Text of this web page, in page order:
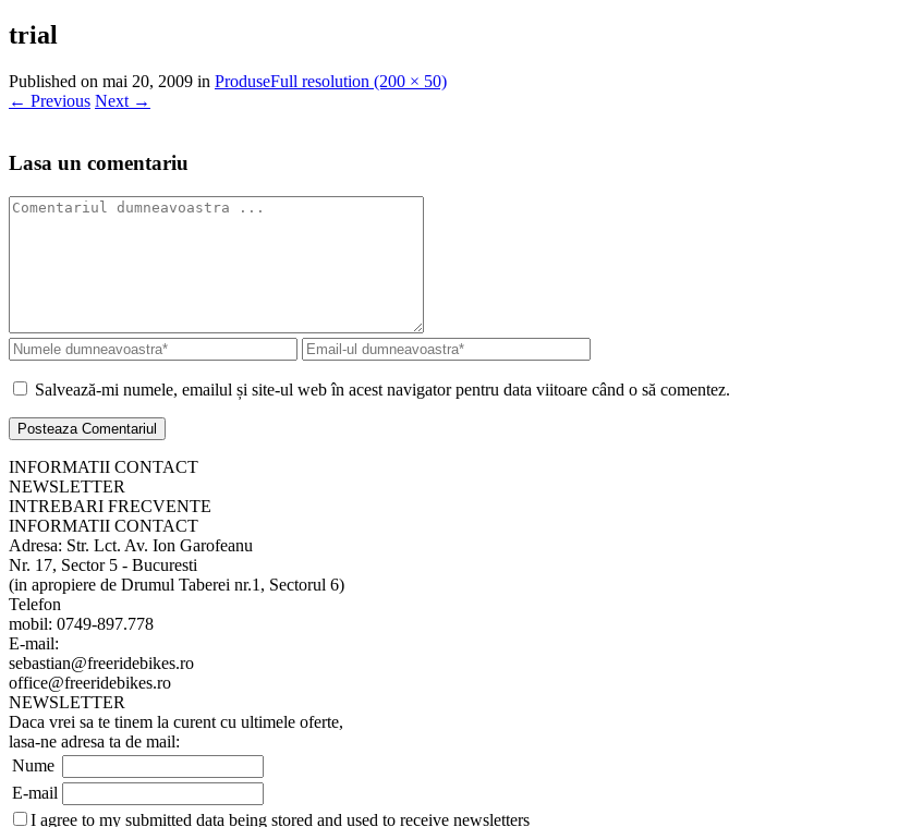
trial
Published on mai 20, 2009 in ProduseFull resolution (200 × 50)
← Previous Next →
Lasa un comentariu
Salvează-mi numele, emailul și site-ul web în acest navigator pentru data viitoare când o să comentez.
INFORMATII CONTACT
NEWSLETTER
INTREBARI FRECVENTE
INFORMATII CONTACT
Adresa: Str. Lct. Av. Ion Garofeanu
Nr. 17, Sector 5 - Bucuresti
(in apropiere de Drumul Taberei nr.1, Sectorul 6)
Telefon
mobil: 0749-897.778
E-mail:
sebastian@freeridebikes.ro
office@freeridebikes.ro
NEWSLETTER
Daca vrei sa te tinem la curent cu ultimele oferte,
lasa-ne adresa ta de mail:
Nume
E-mail
I agree to my submitted data being stored and used to receive newsletters